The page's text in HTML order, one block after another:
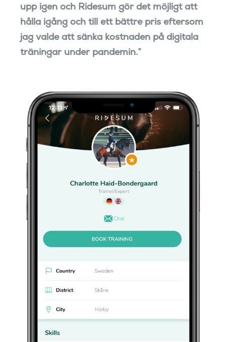
upp igen och Ridesum gör det möjligt att
hålla igång och till ett bättre pris eftersom
jag valde att sänka kostnaden på digitala
träningar under pandemin.”